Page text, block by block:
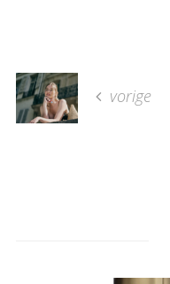
vorige